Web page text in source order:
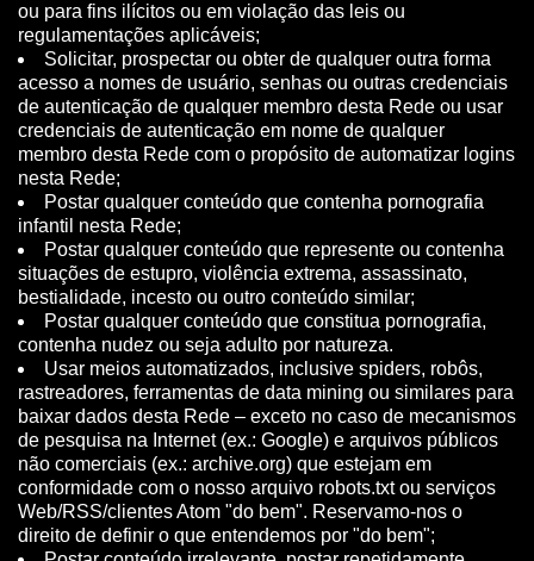
ou para fins ilícitos ou em violação das leis ou
regulamentações aplicáveis;
Solicitar, prospectar ou obter de qualquer outra forma
acesso a nomes de usuário, senhas ou outras credenciais
de autenticação de qualquer membro desta Rede ou usar
credenciais de autenticação em nome de qualquer
membro desta Rede com o propósito de automatizar logins
nesta Rede;
Postar qualquer conteúdo que contenha pornografia
infantil nesta Rede;
Postar qualquer conteúdo que represente ou contenha
situações de estupro, violência extrema, assassinato,
bestialidade, incesto ou outro conteúdo similar;
Postar qualquer conteúdo que constitua pornografia,
contenha nudez ou seja adulto por natureza.
Usar meios automatizados, inclusive spiders, robôs,
rastreadores, ferramentas de data mining ou similares para
baixar dados desta Rede – exceto no caso de mecanismos
de pesquisa na Internet (ex.: Google) e arquivos públicos
não comerciais (ex.: archive.org) que estejam em
conformidade com o nosso arquivo robots.txt ou serviços
Web/RSS/clientes Atom "do bem". Reservamo-nos o
direito de definir o que entendemos por "do bem";